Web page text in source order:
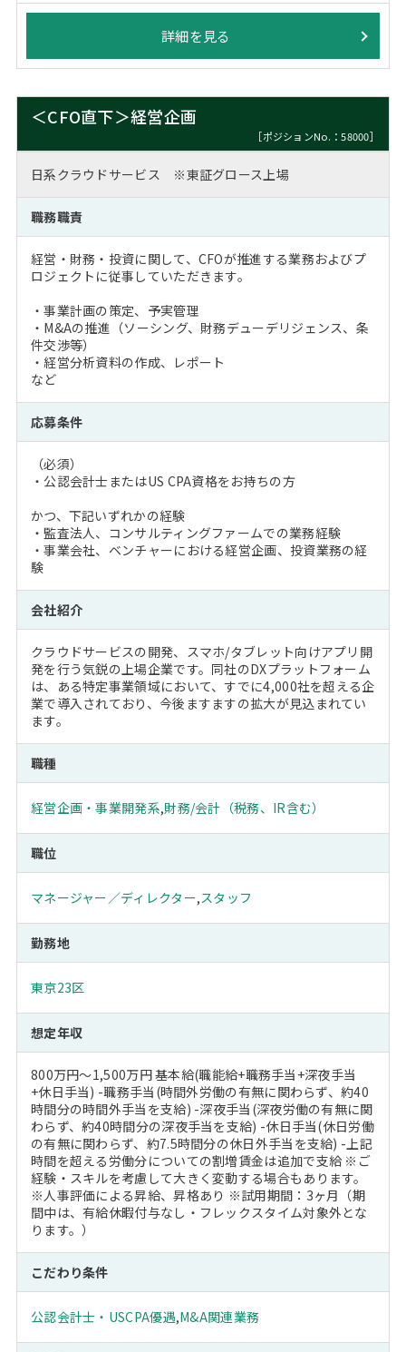
詳細を見る
＜CFO直下＞経営企画
［ポジションNo.：58000］
日系クラウドサービス ※東証グロース上場
職務職責
経営・財務・投資に関して、CFOが推進する業務およびプ
ロジェクトに従事していただきます。
・事業計画の策定、予実管理
・M&Aの推進（ソーシング、財務デューデリジェンス、条
件交渉等）
・経営分析資料の作成、レポート
など
応募条件
（必須）
・公認会計士またはUS CPA資格をお持ちの方
かつ、下記いずれかの経験
・監査法人、コンサルティングファームでの業務経験
・事業会社、ベンチャーにおける経営企画、投資業務の経
験
会社紹介
クラウドサービスの開発、スマホ/タブレット向けアプリ開
発を行う気鋭の上場企業です。同社のDXプラットフォーム
は、ある特定事業領域において、すでに4,000社を超える企
業で導入されており、今後ますますの拡大が見込まれてい
ます。
職種
経営企画・事業開発系,財務/会計（税務、IR含む）
職位
マネージャー／ディレクター,スタッフ
勤務地
東京23区
想定年収
800万円～1,500万円 基本給(職能給+職務手当+深夜手当
+休日手当) -職務手当(時間外労働の有無に関わらず、約40
時間分の時間外手当を支給) -深夜手当(深夜労働の有無に関
わらず、約40時間分の深夜手当を支給) -休日手当(休日労働
の有無に関わらず、約7.5時間分の休日外手当を支給) -上記
時間を超える労働分についての割増賃金は追加で支給 ※ご
経験・スキルを考慮して大きく変動する場合もあります。
※人事評価による昇給、昇格あり ※試用期間：3ヶ月（期
間中は、有給休暇付与なし・フレックスタイム対象外とな
ります。）
こだわり条件
公認会計士・USCPA優遇,M&A関連業務